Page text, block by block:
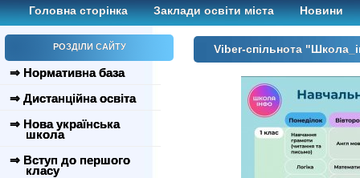
Головна сторінка Заклади освіти міста Новини
РОЗДІЛИ САЙТУ
⇒ Нормативна база
⇒ Дистанційна освіта
⇒ Нова українська
школа
⇒ Вступ до першого
класу
Viber-спільнота